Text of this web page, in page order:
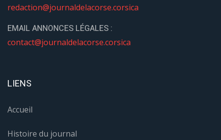
redaction@journaldelacorse.corsica
EMAIL ANNONCES LÉGALES :
contact@journaldelacorse.corsica
LIENS
Accueil
Histoire du journal